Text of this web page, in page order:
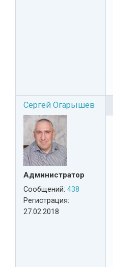
Сергей Огарышев
Администратор
Сообщений: 438
Регистрация:
27.02.2018